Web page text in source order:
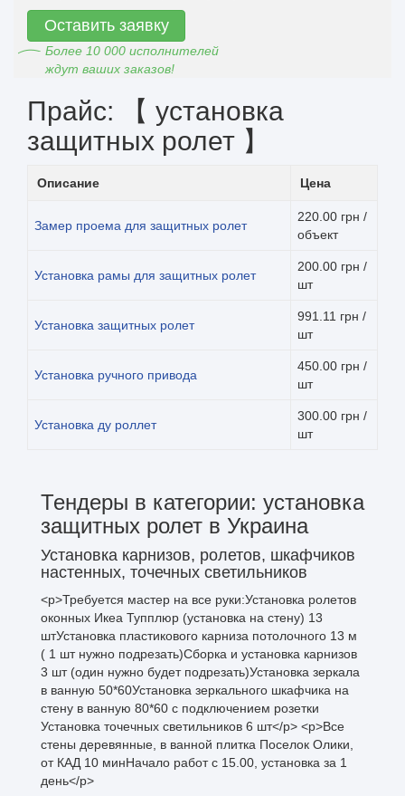
Оставить заявку
Более 10 000 исполнителей
ждут ваших заказов!
Прайс: 【 установка
защитных ролет 】
Описание Цена
Замер проема для защитных ролет
220.00 грн /
объект
Установка рамы для защитных ролет
200.00 грн /
шт
Установка защитных ролет
991.11 грн /
шт
Установка ручного привода
450.00 грн /
шт
Установка ду роллет
300.00 грн /
шт
Тендеры в категории: установка
защитных ролет в Украина
Установка карнизов, ролетов, шкафчиков
настенных, точечных светильников
<p>Требуется мастер на все руки:Установка ролетов
оконных Икеа Тупплюр (установка на стену) 13
штУстановка пластикового карниза потолочного 13 м
( 1 шт нужно подрезать)Сборка и установка карнизов
3 шт (один нужно будет подрезать)Установка зеркала
в ванную 50*60Установка зеркального шкафчика на
стену в ванную 80*60 с подключением розетки
Установка точечных светильников 6 шт</p> <p>Все
стены деревянные, в ванной плитка Поселок Олики,
от КАД 10 минНачало работ с 15.00, установка за 1
день</p>